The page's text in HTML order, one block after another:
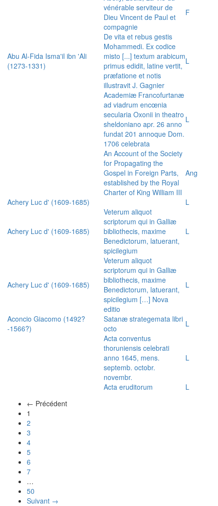
vénérable serviteur de
Dieu Vincent de Paul et
compagnie
F
Abu Al-Fida Isma'il ibn 'Ali
(1273-1331)
De vita et rebus gestis
Mohammedi. Ex codice
misto [...] textum arabicum
primus edidit, latine vertit,
præfatione et notis
illustravit J. Gagnier
L
Academiæ Francofurtanæ
ad viadrum encœnia
secularia Oxonii in theatro
sheldoniano apr. 26 anno
fundat 201 annoque Dom.
1706 celebrata
L
An Account of the Society
for Propagating the
Gospel in Foreign Parts,
established by the Royal
Charter of King William III
Ang
Achery Luc d' (1609-1685) L
Achery Luc d' (1609-1685)
Veterum aliquot
scriptorum qui in Galliæ
bibliothecis, maxime
Benedictorum, latuerant,
spicilegium
L
Achery Luc d' (1609-1685)
Veterum aliquot
scriptorum qui in Galliæ
bibliothecis, maxime
Benedictorum, latuerant,
spicilegium […] Nova
editio
L
Aconcio Giacomo (1492?
-1566?)
Satanæ strategemata libri
octo
L
Acta conventus
thoruniensis celebrati
anno 1645, mens.
septemb. octobr.
novembr.
L
Acta eruditorum
L
← Précédent
1
2
3
4
5
6
7
…
50
Suivant →